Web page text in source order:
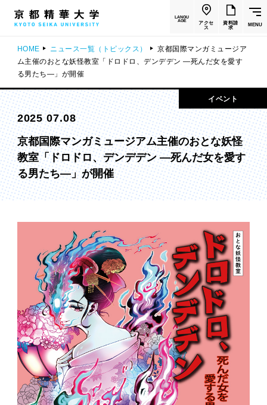
LANGU
AGE
アクセ
ス
資料請
求
MENU
HOME ニュース一覧（トピックス）
京都国際マンガミュージア
ム主催のおとな妖怪教室「ドロドロ、デンデデン —死んだ女を愛す
る男たち—」が開催
イベント
2025 07.08
京都国際マンガミュージアム主催のおとな妖怪
教室「ドロドロ、デンデデン —死んだ女を愛す
る男たち—」が開催